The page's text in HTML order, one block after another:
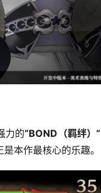
力的“BOND（羁绊）”
本作最核心的乐趣。